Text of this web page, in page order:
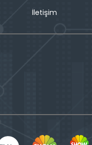
İletişim